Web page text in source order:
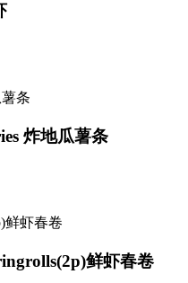
炸地瓜薯条
鲜虾春卷